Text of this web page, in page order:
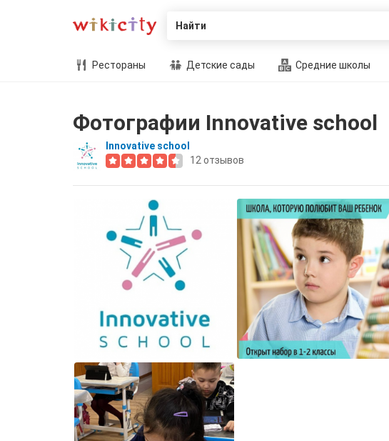
Найти
Рестораны Детские сады Средние школы
Фотографии Innovative school
Innovative school
12 отзывов